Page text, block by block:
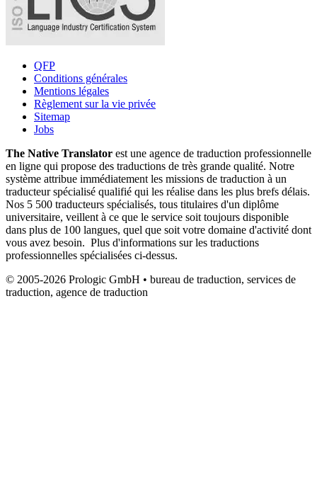
QFP
Conditions générales
Mentions légales
Règlement sur la vie privée
Sitemap
Jobs
The Native Translator est une agence de traduction professionnelle
en ligne qui propose des traductions de très grande qualité. Notre
système attribue immédiatement les missions de traduction à un
traducteur spécialisé qualifié qui les réalise dans les plus brefs délais.
Nos 5 500 traducteurs spécialisés, tous titulaires d'un diplôme
universitaire, veillent à ce que le service soit toujours disponible
dans plus de 100 langues, quel que soit votre domaine d'activité dont
vous avez besoin. Plus d'informations sur les traductions
professionnelles spécialisées ci-dessus.
© 2005-2026 Prologic GmbH • bureau de traduction, services de
traduction, agence de traduction